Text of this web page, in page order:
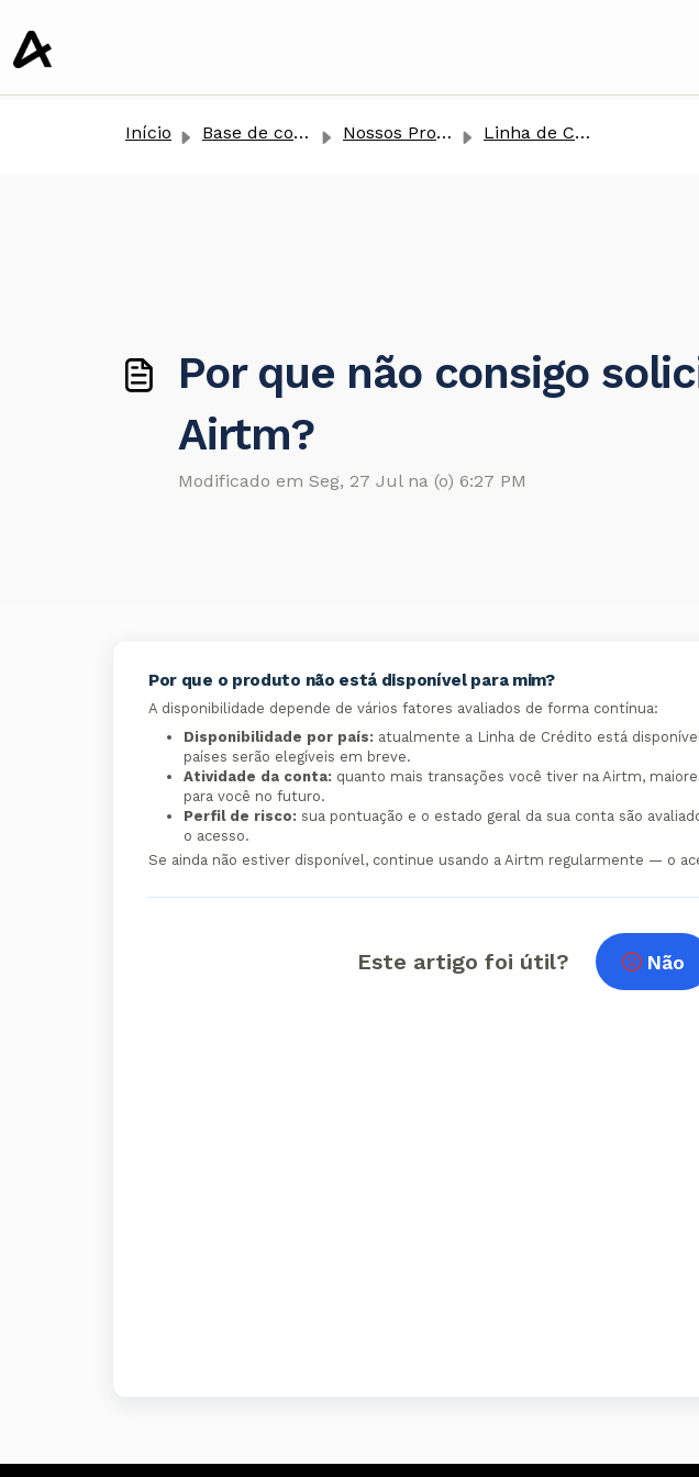
Início Base de conhecimento Nossos Produtos Linha de Crédito
Por que não consigo
Airtm?
Modificado em Seg, 27 Jul na (o) 6:27 PM
Por que o produto não está disponível para mim?
A disponibilidade depende de vários fatores avaliados de forma contínua:
Disponibilidade por país: atualmente a Linha de Crédito está
países serão elegíveis em breve.
Atividade da conta: quanto mais transações você tiver na Airtm,
para você no futuro.
Perfil de risco: sua pontuação e o estado geral da sua conta são
o acesso.
Se ainda não estiver disponível, continue usando a Airtm regularmente — o
Este artigo foi útil? Não